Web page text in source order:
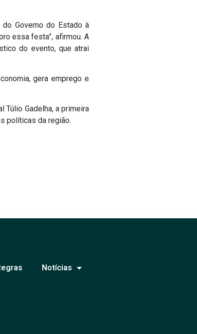
Governo do Estado à
essa festa”, afirmou. A
do evento, que atrai
gera emprego e
Túlio Gadelha, a primeira
políticas da região.
Notícias